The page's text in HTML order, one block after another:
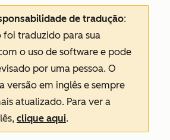
de tradução:
foi traduzido para sua
o uso de software e pode
por uma pessoa. O
versão em inglês e sempre
atualizado. Para ver a
clique aqui.